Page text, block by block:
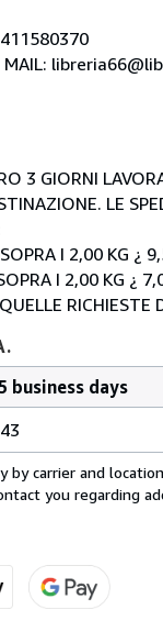
MAIL:
3 GIORNI
LE
I 2,00 KG ¿
I 2,00 KG ¿
business days
carrier and
you regarding